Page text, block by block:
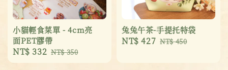
小貓輕食菜單 - 4cm亮
面PET膠帶
Sale
price
NT$ 332 Regular
NT$ 350
兔兔午茶-手提托特袋
Sale
NT$ 427 Regular
NT$ 450